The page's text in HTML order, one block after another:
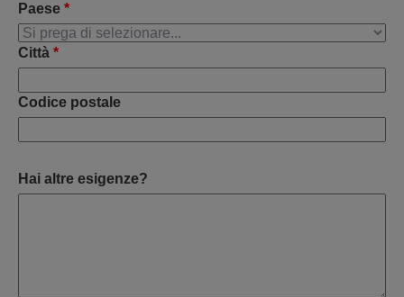
Paese *
Città *
Codice postale
Hai altre esigenze?